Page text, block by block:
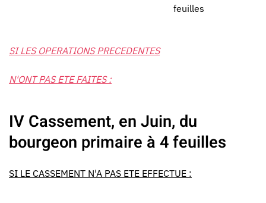
feuilles
SI LES OPERATIONS PRECEDENTES
N'ONT PAS ETE FAITES :
IV Cassement, en Juin, du
bourgeon primaire à 4 feuilles
SI LE CASSEMENT N'A PAS ETE EFFECTUE :